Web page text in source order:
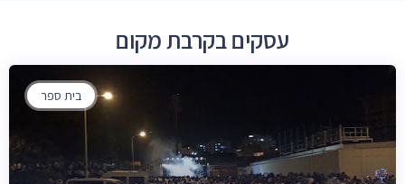
עסקים בקרבת מקום
בית ספר